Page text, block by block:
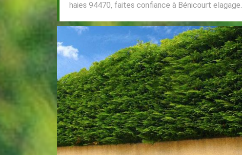
haies 94470, faites confiance à Bénicourt elagage.